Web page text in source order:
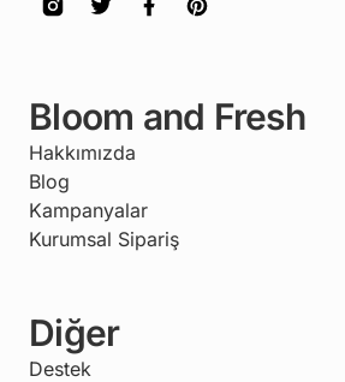
Bloom and Fresh
Hakkımızda
Blog
Kampanyalar
Kurumsal Sipariş
Diğer
Destek